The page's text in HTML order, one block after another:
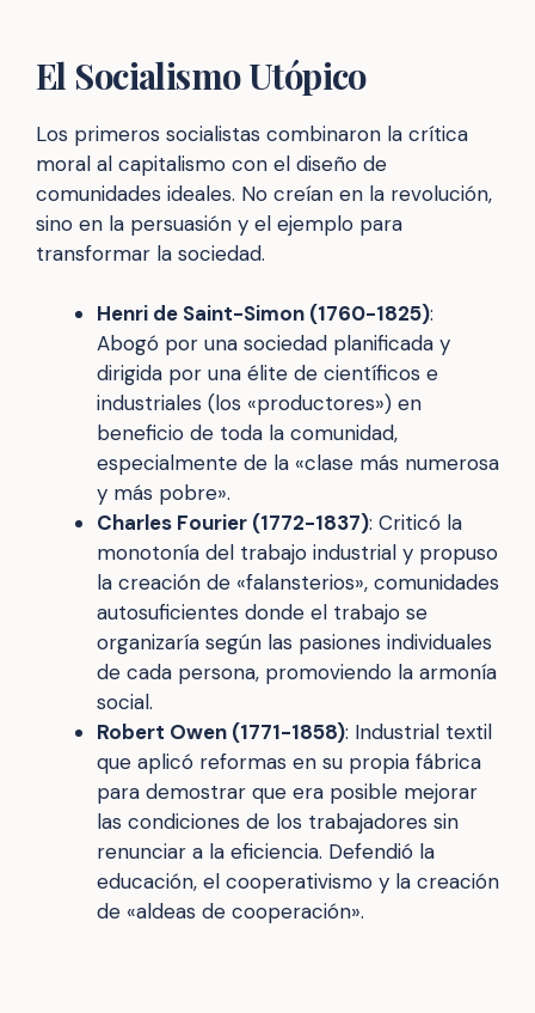
El Socialismo Utópico
Los primeros socialistas combinaron la crítica
moral al capitalismo con el diseño de
comunidades ideales. No creían en la revolución,
sino en la persuasión y el ejemplo para
transformar la sociedad.
Henri de Saint-Simon (1760-1825):
Abogó por una sociedad planificada y
dirigida por una élite de científicos e
industriales (los «productores») en
beneficio de toda la comunidad,
especialmente de la «clase más numerosa
y más pobre».
Charles Fourier (1772-1837): Criticó la
monotonía del trabajo industrial y propuso
la creación de «falansterios», comunidades
autosuficientes donde el trabajo se
organizaría según las pasiones individuales
de cada persona, promoviendo la armonía
social.
Robert Owen (1771-1858): Industrial textil
que aplicó reformas en su propia fábrica
para demostrar que era posible mejorar
las condiciones de los trabajadores sin
renunciar a la eficiencia. Defendió la
educación, el cooperativismo y la creación
de «aldeas de cooperación».